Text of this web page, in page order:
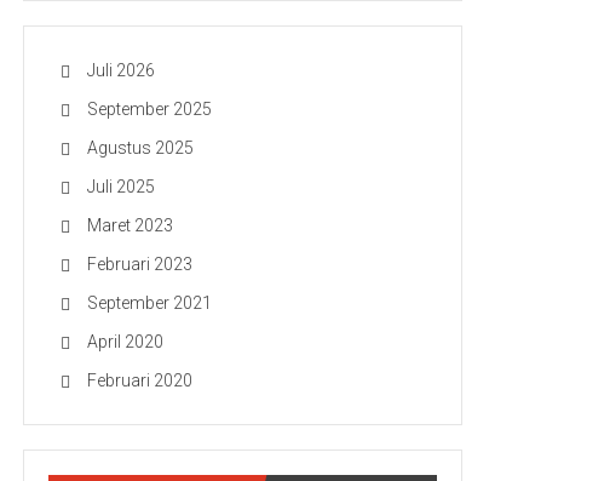
Juli 2026
September 2025
Agustus 2025
Juli 2025
Maret 2023
Februari 2023
September 2021
April 2020
Februari 2020